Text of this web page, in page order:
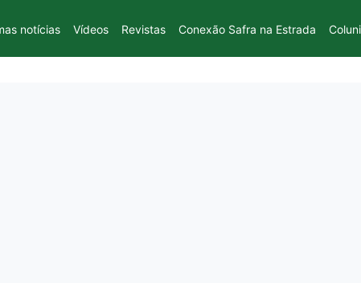
notícias Vídeos Revistas Conexão Safra na Estrada